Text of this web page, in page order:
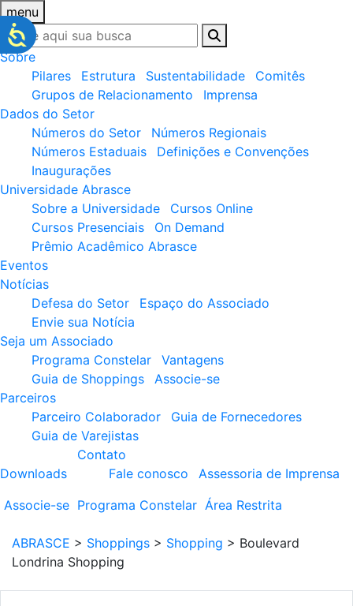
menu
Sobre
Pilares
Estrutura Sustentabilidade
Comitês
Grupos de Relacionamento
Imprensa
Dados do Setor
Números do Setor
Números Regionais
Números Estaduais
Definições e Convenções
Inaugurações
Universidade Abrasce
Sobre a Universidade
Cursos Online
Cursos Presenciais
On Demand
Prêmio Acadêmico Abrasce
Eventos
Notícias
Defesa do Setor
Espaço do Associado
Envie sua Notícia
Seja um Associado
Programa Constelar
Vantagens
Guia de Shoppings
Associe-se
Parceiros
Parceiro Colaborador
Guia de Fornecedores
Guia de Varejistas
Downloads
Contato
Fale conosco
Assessoria de Imprensa
Associe-se Programa Constelar Área Restrita
ABRASCE > Shoppings > Shopping > Boulevard
Londrina Shopping